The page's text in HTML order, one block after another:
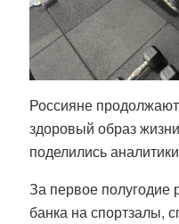
Россияне
здоровый образ
поделились
За первое полугодие
банка на спортзалы,